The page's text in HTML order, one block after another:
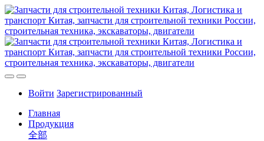
Войти Зарегистрированный
Главная
Продукция
全部